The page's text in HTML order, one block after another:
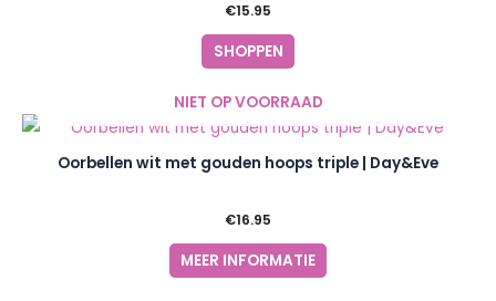
€15.95
SHOPPEN
NIET OP VOORRAAD
Oorbellen wit met gouden hoops triple | Day&Eve
€16.95
MEER INFORMATIE